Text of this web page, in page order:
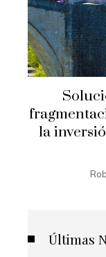
la
Últimas